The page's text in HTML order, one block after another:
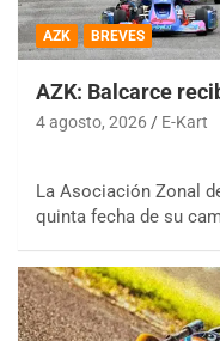
AZK BREVES
AZK: Balcarce
4 agosto, 2026 E-Kart
La Asociación Zonal
quinta fecha de su